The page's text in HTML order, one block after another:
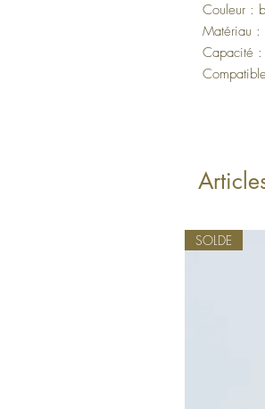
Couleur :
Matériau :
Capacité
SOLDE